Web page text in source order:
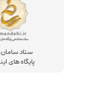
ستاد
پایگاه های